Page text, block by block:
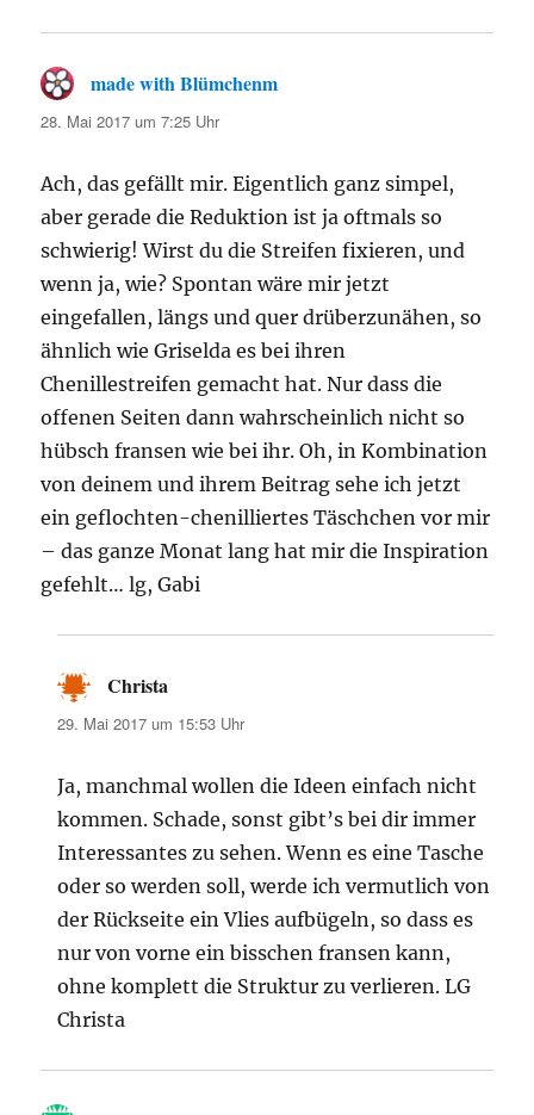
made with Blümchenm
28. Mai 2017 um 7:25 Uhr
Ach, das gefällt mir. Eigentlich ganz simpel,
aber gerade die Reduktion ist ja oftmals so
schwierig! Wirst du die Streifen fixieren, und
wenn ja, wie? Spontan wäre mir jetzt
eingefallen, längs und quer drüberzunähen, so
ähnlich wie Griselda es bei ihren
Chenillestreifen gemacht hat. Nur dass die
offenen Seiten dann wahrscheinlich nicht so
hübsch fransen wie bei ihr. Oh, in Kombination
von deinem und ihrem Beitrag sehe ich jetzt
ein geflochten-chenilliertes Täschchen vor mir
– das ganze Monat lang hat mir die Inspiration
gefehlt… lg, Gabi
Christa
29. Mai 2017 um 15:53 Uhr
Ja, manchmal wollen die Ideen einfach nicht
kommen. Schade, sonst gibt’s bei dir immer
Interessantes zu sehen. Wenn es eine Tasche
oder so werden soll, werde ich vermutlich von
der Rückseite ein Vlies aufbügeln, so dass es
nur von vorne ein bisschen fransen kann,
ohne komplett die Struktur zu verlieren. LG
Christa